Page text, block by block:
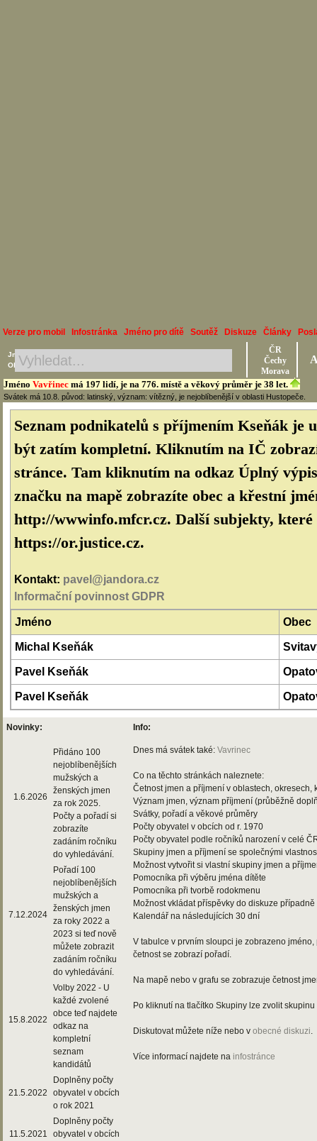
Verze pro mobil Infostránka Jméno pro dítě Soutěž Diskuze Články
Jméno Vavřinec má 197 lidí, je na 776. místě a věkový průměr je 38 let.
Svátek má 10.8. původ: latinský, význam: vítězný, je nejoblíbenější v oblasti Hustopeče.
Jméno, Příjmení, Obec
Okres, Kraj, Ročník
ČR
Čechy
Morava
Seznam podnikatelů s příjmením Kseňák je
být zatím kompletní. Kliknutím na IČ
stránce. Tam kliknutím na odkaz Úplný
značku na mapě zobrazíte obec a křestní
http://wwwinfo.mfcr.cz. Další subjekty,
https://or.justice.cz.
Kontakt: pavel@jandora.cz
Informační povinnost GDPR
Jméno Obec
Michal Kseňák
Pavel Kseňák
Pavel Kseňák
Novinky: Info:
1.6.2026
Přidáno 100
nejoblíbenějších
mužských a
ženských jmen
za rok 2025.
Počty a pořadí si
zobrazíte
zadáním ročníku
do vyhledávání.
7.12.2024
Pořadí 100
nejoblíbenějších
mužských a
ženských jmen
za roky 2022 a
2023 si teď nově
můžete zobrazit
zadáním ročníku
do vyhledávání.
15.8.2022
Volby 2022 - U
každé zvolené
obce teď najdete
odkaz na
kompletní
seznam
kandidátů
21.5.2022
Doplněny počty
obyvatel v obcích
o rok 2021
11.5.2021
Doplněny počty
obyvatel v obcích
Dnes má svátek také: Vavrinec
Co na těchto stránkách naleznete:
Četnost jmen a příjmení v oblastech, okresech,
Význam jmen, význam příjmení (průběžně
Svátky, pořadí a věkové průměry
Počty obyvatel v obcích od r. 1970
Počty obyvatel podle ročníků narození v celé
Skupiny jmen a příjmení se společnými
Možnost vytvořit si vlastní skupiny jmen a
Pomocníka při výběru jména dítěte
Pomocníka při tvorbě rodokmenu
Možnost vkládat příspěvky do diskuze
Kalendář na následujících 30 dní
V tabulce v prvním sloupci je zobrazeno
četnost se zobrazí pořadí.
Na mapě nebo v grafu se zobrazuje četnost
Po kliknutí na tlačítko Skupiny lze zvolit
Diskutovat můžete níže nebo v obecné diskuzi.
Více informací najdete na infostránce